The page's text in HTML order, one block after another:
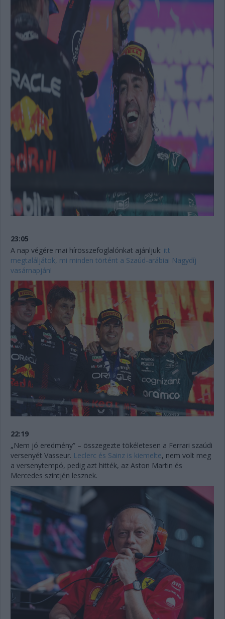
23:05
A nap végére mai hírösszefoglalónkat ajánljuk: itt
megtaláljátok, mi minden történt a Szaúd-arábiai Nagydíj
vasárnapján!
22:19
„Nem jó eredmény” – összegezte tökéletesen a Ferrari szaúdi
versenyét Vasseur. Leclerc és Sainz is kiemelte, nem volt meg
a versenytempó, pedig azt hitték, az Aston Martin és
Mercedes szintjén lesznek.